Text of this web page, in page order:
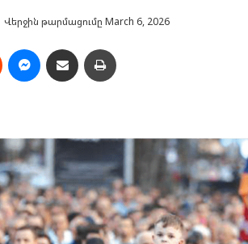
Վերջին թարմացումը March 6, 2026
Reddit MessengerՈւղարկել նամակ